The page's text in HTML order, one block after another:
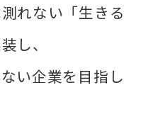
れない「生きる
し、
い企業を目指し